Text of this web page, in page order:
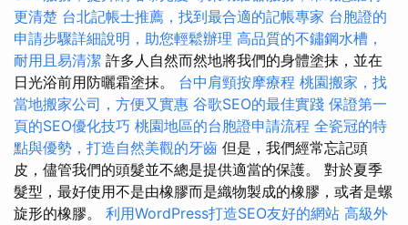
更清楚 台北記帳士推薦，找到最合適的記帳專家 台胞證的
申請步驟詳細說明，助您輕鬆辦理 高品質的不鏽鋼水槽，
耐用且易清潔 許多人自然而然地將我們的身體塗抹，並在
日光浴前用防曬霜塗抹。 台中肩頸按摩療程 桃園搬家，找
當地搬家公司，方便又實惠 谷歌SEO的最佳實踐 保證第一
頁的SEO優化技巧 桃園地區的台胞證申請流程 全瓷冠的特
點與優勢，打造自然美觀的牙齒 但是，我們經常忘記頭
皮，儘管我們的頭髮並不總是提供適當的保護。 對於夏季
髮型，最好使用不是由橡膠而是織物製成的橡膠，或者是螺
旋形的橡膠。 利用WordPress打造SEO友好的網站 高級外